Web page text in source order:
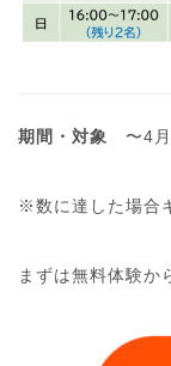
期間・対象 〜4
※数に達した場合
まずは無料体験か